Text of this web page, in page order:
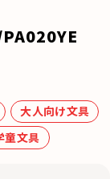
大人向け文具
童文具